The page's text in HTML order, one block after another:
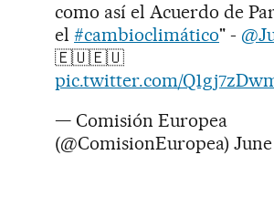
como así el Acuerdo de
el #cambioclimático" -
🇪🇺🇪🇺
pic.twitter.com/
— Comisión Europea
(@ComisionEuropea) June